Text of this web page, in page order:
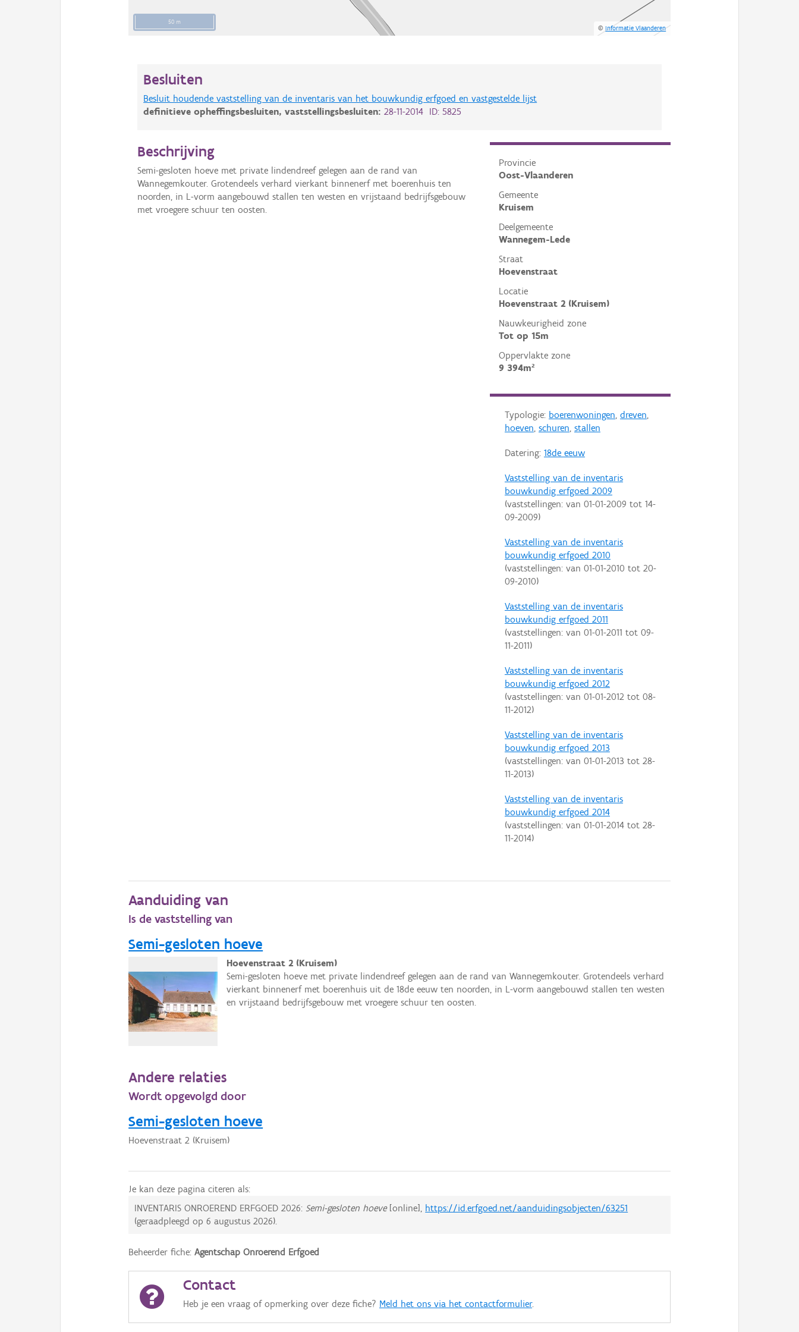
50 m
©Informatie Vlaanderen
Besluiten
Besluit houdende vaststelling van de inventaris van het bouwkundig erfgoed en vastgestelde lijst
definitieve opheffingsbesluiten,vaststellingsbesluiten:28-11-2014 ID: 5825
Provincie
Oost-Vlaanderen
Gemeente
Kruisem
Deelgemeente
Wannegem-Lede
Straat
Hoevenstraat
Locatie
Hoevenstraat 2 (Kruisem)
Nauwkeurigheid zone
Tot op 15m
Oppervlakte zone
9 394m²
Typologie: boerenwoningen, dreven,
hoeven, schuren, stallen
Datering: 18de eeuw
Vaststelling van de inventaris
bouwkundig erfgoed 2009
(vaststellingen: van 01-01-2009 tot 14-
09-2009)
Vaststelling van de inventaris
bouwkundig erfgoed 2010
(vaststellingen: van 01-01-2010 tot 20-
09-2010)
Vaststelling van de inventaris
bouwkundig erfgoed 2011
(vaststellingen: van 01-01-2011 tot 09-
11-2011)
Vaststelling van de inventaris
bouwkundig erfgoed 2012
(vaststellingen: van 01-01-2012tot 08-
11-2012)
Vaststelling van de inventaris
bouwkundig erfgoed 2013
(vaststellingen: van 01-01-2013 tot 28-
11-2013)
Vaststelling van de inventaris
bouwkundig erfgoed 2014
(vaststellingen: van 01-01-2014tot 28-
11-2014)
Beschrijving
Semi-gesloten hoeve met private lindendreef gelegen aan de rand van
Wannegemkouter. Grotendeels verhard vierkant binnenerf met boerenhuis ten
noorden, in L-vorm aangebouwd stallen ten westen en vrijstaand bedrijfsgebouw
met vroegere schuur ten oosten.
Aanduiding van
Is de vaststelling van
Semi-gesloten hoeve
Hoevenstraat 2 (Kruisem)
Semi-gesloten hoeve met private lindendreef gelegen aan de rand van Wannegemkouter. Grotendeels verhard
vierkant binnenerf met boerenhuis uit de 18de eeuw ten noorden, in L-vorm aangebouwd stallen ten westen
en vrijstaand bedrijfsgebouw met vroegere schuur ten oosten.
Andere relaties
Wordt opgevolgd door
Semi-gesloten hoeve
Hoevenstraat 2 (Kruisem)
Je kan deze pagina citeren als:
INVENTARIS ONROEREND ERFGOED 2026: Semi-gesloten hoeve[online], https://id.erfgoed.net/aanduidingsobjecten/63251
(geraadpleegd op6 augustus 2026).
Beheerder fiche:Agentschap Onroerend Erfgoed
Contact
Heb je een vraag of opmerking over deze fiche? Meld het ons via het contactformulier.